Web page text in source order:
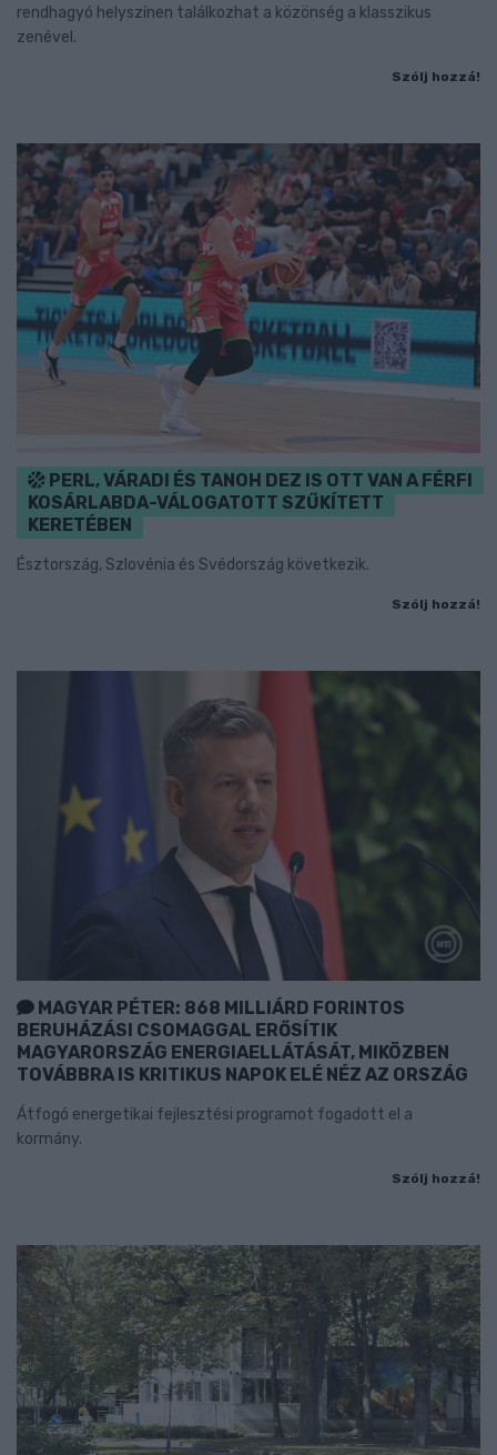
rendhagyó helyszínen találkozhat a közönség a klasszikus
zenével.
Szólj hozzá!
PERL, VÁRADI ÉS TANOH DEZ IS OTT VAN A FÉRFI
KOSÁRLABDA-VÁLOGATOTT SZŰKÍTETT
KERETÉBEN
Észtország, Szlovénia és Svédország következik.
Szólj hozzá!
MAGYAR PÉTER: 868 MILLIÁRD FORINTOS
BERUHÁZÁSI CSOMAGGAL ERŐSÍTIK
MAGYARORSZÁG ENERGIAELLÁTÁSÁT, MIKÖZBEN
TOVÁBBRA IS KRITIKUS NAPOK ELÉ NÉZ AZ ORSZÁG
Átfogó energetikai fejlesztési programot fogadott el a
kormány.
Szólj hozzá!